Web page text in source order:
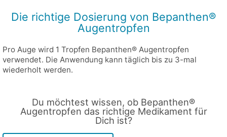
Die richtige Dosierung von Bepanthen®
Augentropfen
Pro Auge wird 1 Tropfen Bepanthen® Augentropfen
verwendet. Die Anwendung kann täglich bis zu 3-mal
wiederholt werden.
Du möchtest wissen, ob Bepanthen®
Augentropfen das richtige Medikament für
Dich ist?